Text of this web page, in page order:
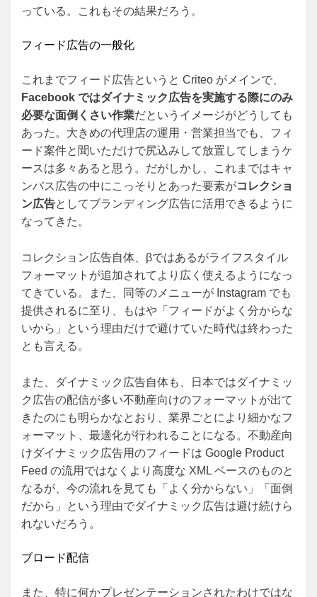
っている。これもその結果だろう。
フィード広告の一般化
これまでフィード広告というと Criteo がメインで、
Facebook ではダイナミック広告を実施する際にのみ
必要な面倒くさい作業だというイメージがどうしても
あった。大きめの代理店の運用・営業担当でも、フィ
ード案件と聞いただけで尻込みして放置してしまうケ
ースは多々あると思う。だがしかし、これまではキャ
ンバス広告の中にこっそりとあった要素がコレクショ
ン広告としてブランディング広告に活用できるように
なってきた。
コレクション広告自体、βではあるがライフスタイル
フォーマットが追加されてより広く使えるようになっ
てきている。また、同等のメニューが Instagram でも
提供されるに至り、もはや「フィードがよく分からな
いから」という理由だけで避けていた時代は終わった
とも言える。
また、ダイナミック広告自体も、日本ではダイナミッ
ク広告の配信が多い不動産向けのフォーマットが出て
きたのにも明らかなとおり、業界ごとにより細かなフ
ォーマット、最適化が行われることになる。不動産向
けダイナミック広告用のフィードは Google Product
Feed の流用ではなくより高度な XML ベースのものと
なるが、今の流れを見ても「よく分からない」「面倒
だから」という理由でダイナミック広告は避け続けら
れないだろう。
ブロード配信
また、特に何かプレゼンテーションされたわけではな